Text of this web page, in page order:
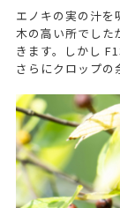
エノキの実の汁を
木の高い所でした
きます。しかし
さらにクロップ